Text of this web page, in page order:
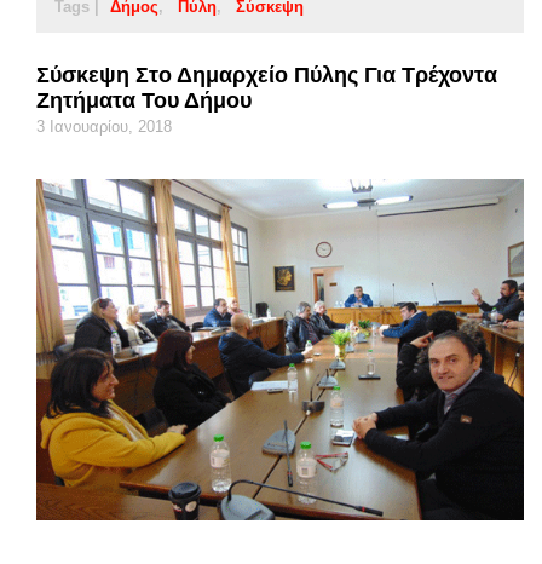
Tags | Δήμος Πύλη Σύσκεψη
Σύσκεψη Στο Δημαρχείο Πύλης Για Τρέχοντα
Ζητήματα Του Δήμου
3 Ιανουαρίου, 2018